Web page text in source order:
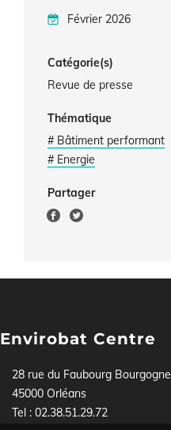
Février 2026
Catégorie(s)
Revue de presse
Thématique
# Bâtiment performant
# Energie
Partager
Envirobat Centre
28 rue du Faubourg Bourgogne
45000 Orléans
Tel : 02.38.51.29.72